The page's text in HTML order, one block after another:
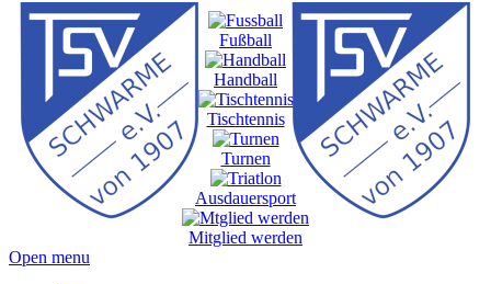
Fußball
Handball
Tischtennis
Turnen
Ausdauersport
Mitglied werden
Open menu